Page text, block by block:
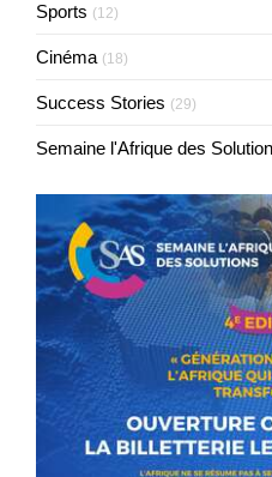
Sports (12)
Cinéma (18)
Success Stories (29)
Semaine l'Afrique des